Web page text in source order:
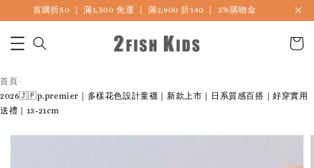
首購折50 ｜ 滿1,500 免運 ｜ 滿2,900 折140 ｜ 3%購物金
首頁›
2026🇯🇵p.premier｜多樣花色設計童襪｜新款上市｜日系質感百搭｜好穿實用
送禮｜13-21cm